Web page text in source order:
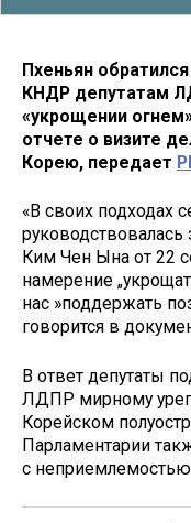
Пхеньян
КНДР депутатам
«укрощении
отчете о визите
Корею, передает
«В своих подходах
Ким Чен Ына от 22
намерение
нас »поддержать
говорится в
В ответ депутаты
ЛДПР мирному
Корейском
Парламентарии
с неприемлемостью